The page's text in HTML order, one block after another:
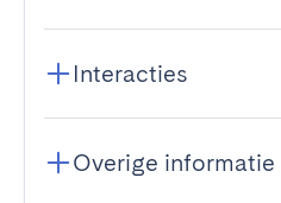
Interacties
Overige informatie